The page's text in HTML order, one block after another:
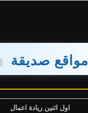
مواقع صديقة
اول اثنين ريادة اعمال